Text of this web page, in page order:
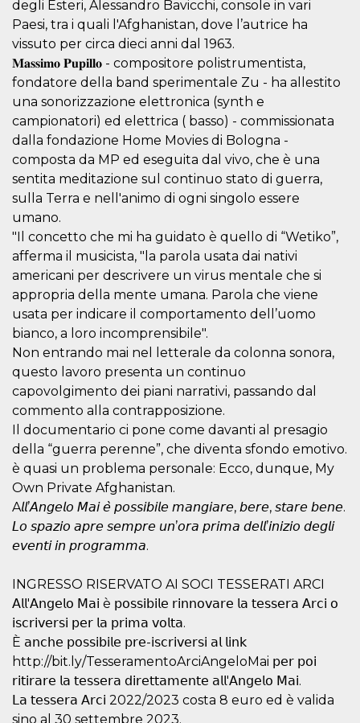
degli Esteri, Alessandro Bavicchi, console in vari
Paesi, tra i quali l'Afghanistan, dove l’autrice ha
vissuto per circa dieci anni dal 1963.
𝐌𝐚𝐬𝐬𝐢𝐦𝐨 𝐏𝐮𝐩𝐢𝐥𝐥𝐨 - compositore polistrumentista,
fondatore della band sperimentale Zu - ha allestito
una sonorizzazione elettronica (synth e
campionatori) ed elettrica ( basso) - commissionata
dalla fondazione Home Movies di Bologna -
composta da MP ed eseguita dal vivo, che è una
sentita meditazione sul continuo stato di guerra,
sulla Terra e nell'animo di ogni singolo essere
umano.
"Il concetto che mi ha guidato è quello di “Wetiko”,
afferma il musicista, "la parola usata dai nativi
americani per descrivere un virus mentale che si
appropria della mente umana. Parola che viene
usata per indicare il comportamento dell’uomo
bianco, a loro incomprensibile".
Non entrando mai nel letterale da colonna sonora,
questo lavoro presenta un continuo
capovolgimento dei piani narrativi, passando dal
commento alla contrapposizione.
Il documentario ci pone come davanti al presagio
della “guerra perenne”, che diventa sfondo emotivo.
è quasi un problema personale: Ecco, dunque, My
Own Private Afghanistan.
A𝘭𝘭’𝘈𝘯𝘨𝘦𝘭𝘰 𝘔𝘢𝘪 𝘦̀ 𝘱𝘰𝘴𝘴𝘪𝘣𝘪𝘭𝘦 𝘮𝘢𝘯𝘨𝘪𝘢𝘳𝘦, 𝘣𝘦𝘳𝘦, 𝘴𝘵𝘢𝘳𝘦 𝘣𝘦𝘯𝘦.
𝘓𝘰 𝘴𝘱𝘢𝘻𝘪𝘰 𝘢𝘱𝘳𝘦 𝘴𝘦𝘮𝘱𝘳𝘦 𝘶𝘯’𝘰𝘳𝘢 𝘱𝘳𝘪𝘮𝘢 𝘥𝘦𝘭𝘭’𝘪𝘯𝘪𝘻𝘪𝘰 𝘥𝘦𝘨𝘭𝘪
𝘦𝘷𝘦𝘯𝘵𝘪 𝘪𝘯 𝘱𝘳𝘰𝘨𝘳𝘢𝘮𝘮𝘢.
INGRESSO RISERVATO AI SOCI TESSERATI ARCI
𝖠𝗅𝗅'𝖠𝗇𝗀𝖾𝗅𝗈 𝖬𝖺𝗂 è 𝗉𝗈𝗌𝗌𝗂𝖻𝗂𝗅𝖾 𝗋𝗂𝗇𝗇𝗈𝗏𝖺𝗋𝖾 𝗅𝖺 𝗍𝖾𝗌𝗌𝖾𝗋𝖺 𝖠𝗋𝖼𝗂 𝗈
𝗂𝗌𝖼𝗋𝗂𝗏𝖾𝗋𝗌𝗂 𝗉𝖾𝗋 𝗅𝖺 𝗉𝗋𝗂𝗆𝖺 𝗏𝗈𝗅𝗍𝖺.
È 𝖺𝗇𝖼𝗁𝖾 𝗉𝗈𝗌𝗌𝗂𝖻𝗂𝗅𝖾 𝗉𝗋𝖾-𝗂𝗌𝖼𝗋𝗂𝗏𝖾𝗋𝗌𝗂 𝖺𝗅 𝗅𝗂𝗇𝗄
http://bit.ly/TesseramentoArciAngeloMai 𝗉𝖾𝗋 𝗉𝗈𝗂
𝗋𝗂𝗍𝗂𝗋𝖺𝗋𝖾 𝗅𝖺 𝗍𝖾𝗌𝗌𝖾𝗋𝖺 𝖽𝗂𝗋𝖾𝗍𝗍𝖺𝗆𝖾𝗇𝗍𝖾 𝖺𝗅𝗅'𝖠𝗇𝗀𝖾𝗅𝗈 𝖬𝖺𝗂.
𝖫𝖺 𝗍𝖾𝗌𝗌𝖾𝗋𝖺 𝖠𝗋𝖼𝗂 2022/2023 costa 8 euro ed è valida
sino al 30 settembre 2023.
.oooh.events
browser accetti i
cookie.
PHPSESSID
PHP.net
oooh.events
Sessione
generato da
applicazioni
basate sul
identificatore
generico
utilizzato per
variabili di
Normalmente è
un numero
generato in
modo in cui
viene utilizzato
può essere
specifico per il
sito, ma un
mantenere uno
per un utente
m
Stripe
1 anno 1
Questo cookie
utilizzato per le
prestazioni e
elaborazione
dei pagamenti,
facilitando la
memorizzazione
dei contenuti
rendere le
pagine più
veloci.
CookieScriptConsent
Cookie-
Script.com per
ricordare le
necessario che il
banner dei
cookie di
Cookie-
Script.com